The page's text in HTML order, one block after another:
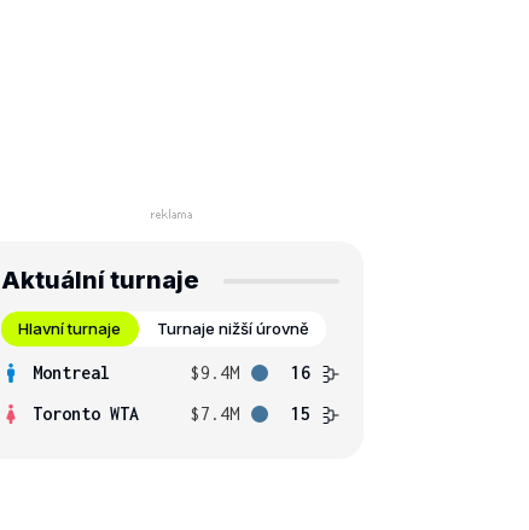
Aktuální turnaje
Hlavní turnaje Turnaje nižší úrovně
Montreal $9.4M
16
Toronto WTA
$7.4M 15